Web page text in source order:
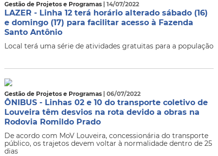
Gestão de Projetos e Programas | 14/07/2022
LAZER - Linha 12 terá horário alterado sábado (16)
e domingo (17) para facilitar acesso à Fazenda
Santo Antônio
Local terá uma série de atividades gratuitas para a população
Gestão de Projetos e Programas | 06/07/2022
ÔNIBUS - Linhas 02 e 10 do transporte coletivo de
Louveira têm desvios na rota devido a obras na
Rodovia Romildo Prado
De acordo com MoV Louveira, concessionária do transporte
público, os trajetos devem voltar à normalidade dentro de 25
dias